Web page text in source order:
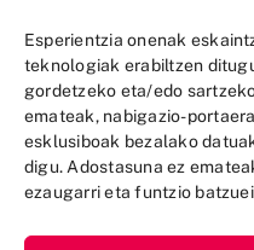
Esperientzia onenak
teknologiak erabiltzen
gordetzeko eta/edo
emateak, nabigazio-
esklusiboak bezalako
digu. Adostasuna ez
ezaugarri eta funtzio